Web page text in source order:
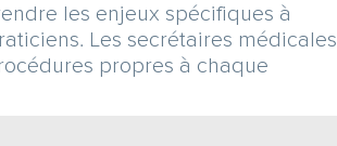
les enjeux spécifiques à
Les secrétaires médicales
propres à chaque